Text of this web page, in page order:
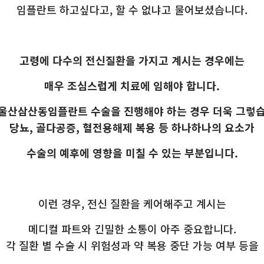
임플란트 하고싶다고, 할 수 없냐고 물어보셨습니다.
고령에 다수의 전신질환을 가지고 계시는 경우에는
매우 조심스럽게 치료에 임해야 합니다.
산삼산동임플란트 수술을 진행해야 하는 경우 더욱 그렇
당뇨, 골다공증, 혈전용해제 복용 등 하나하나의 요소가
수술의 예후에 영향을 미칠 수 있는 부분입니다.
이런 경우, 전신 질환을 케어해주고 계시는
메디컬 파트와 긴밀한 소통이 아주 중요합니다.
각 질환 별 수술 시 위험성과 약 복용 중단 가능 여부 등을